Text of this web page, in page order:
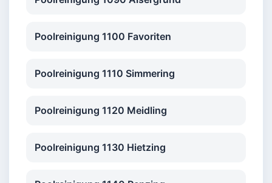
Poolreinigung 1100 Favoriten
Poolreinigung 1110 Simmering
Poolreinigung 1120 Meidling
Poolreinigung 1130 Hietzing